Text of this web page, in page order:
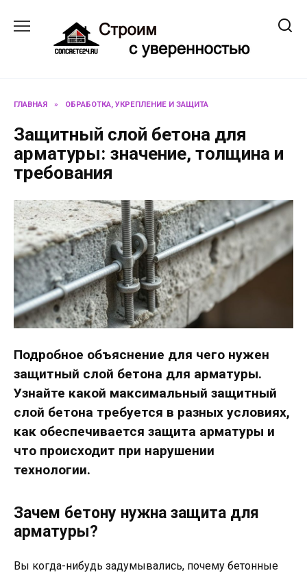
содержанию
ГЛАВНАЯ » ОБРАБОТКА, УКРЕПЛЕНИЕ И ЗАЩИТА
Защитный слой бетона для
арматуры: значение, толщина и
требования
Подробное объяснение для чего нужен
защитный слой бетона для арматуры.
Узнайте какой максимальный защитный
слой бетона требуется в разных условиях,
как обеспечивается защита арматуры и
что происходит при нарушении
технологии.
Зачем бетону нужна защита для
арматуры?
Вы когда-нибудь задумывались, почему бетонные